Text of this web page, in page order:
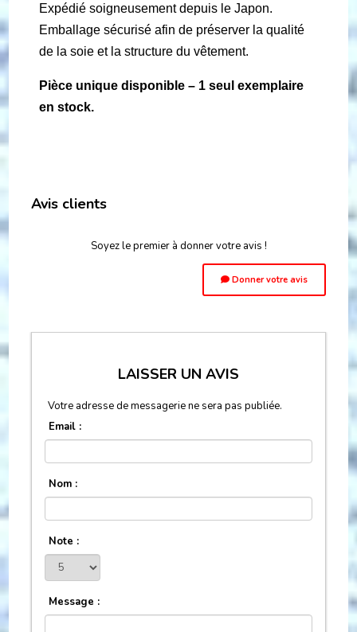
Expédié soigneusement depuis le Japon.
Emballage sécurisé afin de préserver la qualité
de la soie et la structure du vêtement.
Pièce unique disponible – 1 seul exemplaire
en stock.
Avis clients
Soyez le premier à donner votre avis !
Donner votre avis
LAISSER UN AVIS
Votre adresse de messagerie ne sera pas publiée.
Email :
Nom :
Note :
Message :